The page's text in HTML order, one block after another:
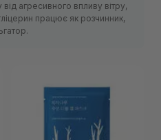
агресивного впливу вітру,
працює як розчинник,